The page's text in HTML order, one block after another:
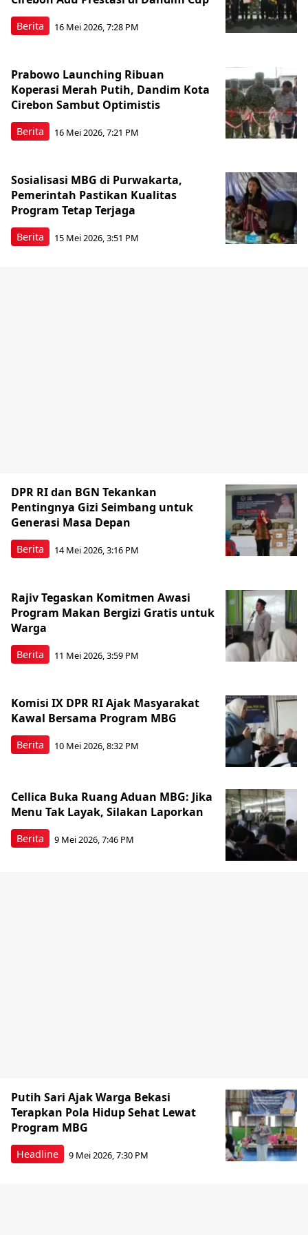
Berita 16 Mei 2026, 7:28 PM
Berita
Prabowo Launching Ribuan
Koperasi Merah Putih, Dandim Kota
Cirebon Sambut Optimistis
16 Mei 2026, 7:21 PM
Berita
Sosialisasi MBG di Purwakarta,
Pemerintah Pastikan Kualitas
Program Tetap Terjaga
15 Mei 2026, 3:51 PM
Berita
DPR RI dan BGN Tekankan
Pentingnya Gizi Seimbang untuk
Generasi Masa Depan
14 Mei 2026, 3:16 PM
Berita
Rajiv Tegaskan Komitmen Awasi
Program Makan Bergizi Gratis untuk
Warga
11 Mei 2026, 3:59 PM
Berita
Komisi IX DPR RI Ajak Masyarakat
Kawal Bersama Program MBG
10 Mei 2026, 8:32 PM
Berita
Cellica Buka Ruang Aduan MBG: Jika
Menu Tak Layak, Silakan Laporkan
9 Mei 2026, 7:46 PM
Headline
Putih Sari Ajak Warga Bekasi
Terapkan Pola Hidup Sehat Lewat
Program MBG
9 Mei 2026, 7:30 PM